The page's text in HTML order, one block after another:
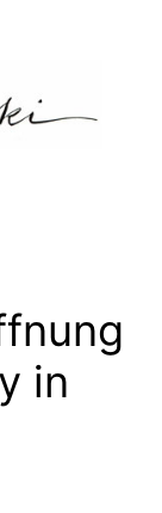
in